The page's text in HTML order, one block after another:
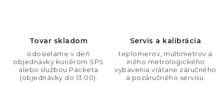
Tovar skladom
odosielame v deň
objednávky kuriérom SPS
alebo službou Packeta
(objednávky do 13:00).
Servis a kalibrácia
teplomerov, multimetrov a
iného metrologického
vybavenia vrátane záručného
a pozáručného servisu.